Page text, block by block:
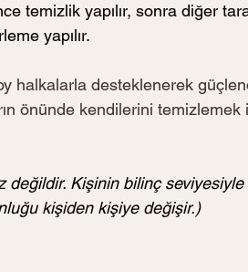
temizlik yapılır, sonra diğer
yapılır.
halkalarla desteklenerek
önünde kendilerini
değildir. Kişinin bilinç seviyesiyle
kişiden kişiye değişir.)